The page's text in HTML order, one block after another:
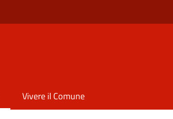
Vivere il Comune